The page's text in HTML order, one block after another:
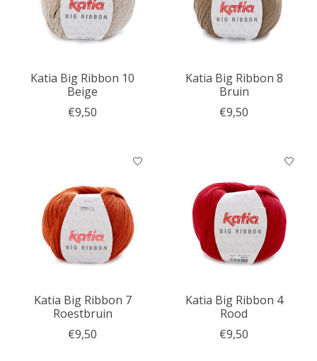
Katia Big Ribbon 10
Beige
€9,50
Katia Big Ribbon 8
Bruin
€9,50
Katia Big Ribbon 7
Roestbruin
€9,50
Katia Big Ribbon 4
Rood
€9,50